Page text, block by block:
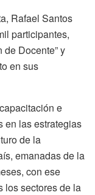
Rafael Santos
participantes,
de Docente” y
en sus
e
en las estrategias
de la
emanadas de la
con ese
los sectores de la